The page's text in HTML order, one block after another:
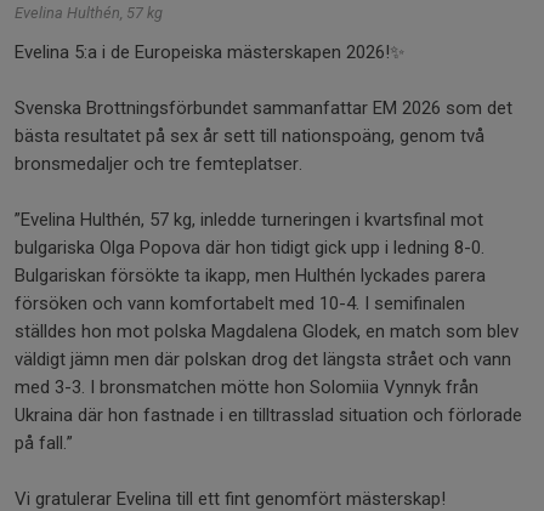
Evelina Hulthén, 57 kg
Evelina 5:a i de Europeiska mästerskapen 2026!✨
Svenska Brottningsförbundet sammanfattar EM 2026 som det
bästa resultatet på sex år sett till nationspoäng, genom två
bronsmedaljer och tre femteplatser.
”Evelina Hulthén, 57 kg, inledde turneringen i kvartsfinal mot
bulgariska Olga Popova där hon tidigt gick upp i ledning 8-0.
Bulgariskan försökte ta ikapp, men Hulthén lyckades parera
försöken och vann komfortabelt med 10-4. I semifinalen
ställdes hon mot polska Magdalena Glodek, en match som blev
väldigt jämn men där polskan drog det längsta strået och vann
med 3-3. I bronsmatchen mötte hon Solomiia Vynnyk från
Ukraina där hon fastnade i en tilltrasslad situation och förlorade
på fall.”
Vi gratulerar Evelina till ett fint genomfört mästerskap!